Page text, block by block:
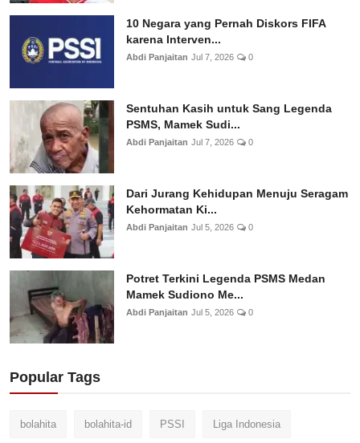
10 Negara yang Pernah Diskors FIFA
karena Interven...
Abdi Panjaitan Jul 7, 2026 0
Sentuhan Kasih untuk Sang Legenda
PSMS, Mamek Sudi...
Abdi Panjaitan Jul 7, 2026 0
Dari Jurang Kehidupan Menuju Seragam
Kehormatan Ki...
Abdi Panjaitan Jul 5, 2026 0
Potret Terkini Legenda PSMS Medan
Mamek Sudiono Me...
Abdi Panjaitan Jul 5, 2026 0
Popular Tags
bolahita bolahita-id PSSI Liga Indonesia